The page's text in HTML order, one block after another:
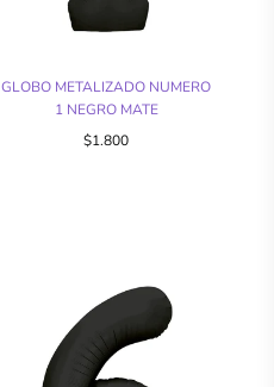
GLOBO METALIZADO NUMERO
1 NEGRO MATE
$1.800